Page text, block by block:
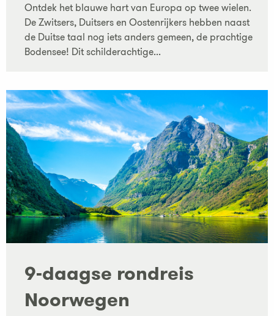
Ontdek het blauwe hart van Europa op twee wielen.
De Zwitsers, Duitsers en Oostenrijkers hebben naast
de Duitse taal nog iets anders gemeen, de prachtige
Bodensee! Dit schilderachtige...
9-daagse rondreis
Noorwegen